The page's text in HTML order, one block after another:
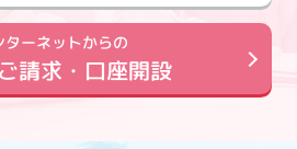
ターネットからの
請求・口座開設